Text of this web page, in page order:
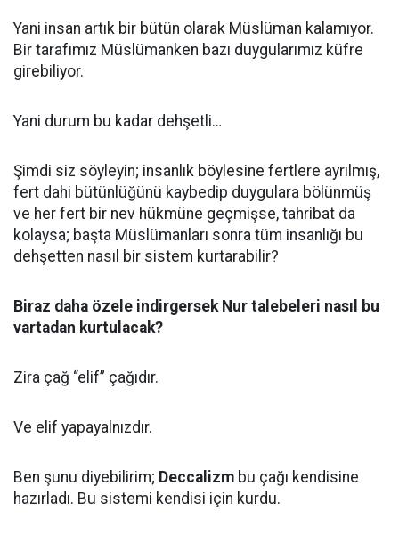
Yani insan artık bir bütün olarak Müslüman kalamıyor.
Bir tarafımız Müslümanken bazı duygularımız küfre
girebiliyor.
Yani durum bu kadar dehşetli…
Şimdi siz söyleyin; insanlık böylesine fertlere ayrılmış,
fert dahi bütünlüğünü kaybedip duygulara bölünmüş
ve her fert bir nev hükmüne geçmişse, tahribat da
kolaysa; başta Müslümanları sonra tüm insanlığı bu
dehşetten nasıl bir sistem kurtarabilir?
Biraz daha özele indirgersek Nur talebeleri nasıl bu
vartadan kurtulacak?
Zira çağ “elif” çağıdır.
Ve elif yapayalnızdır.
Ben şunu diyebilirim; Deccalizm bu çağı kendisine
hazırladı. Bu sistemi kendisi için kurdu.